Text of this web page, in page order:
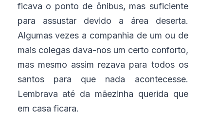
ficava o ponto de ônibus, mas suficiente
para assustar devido a área deserta.
Algumas vezes a companhia de um ou de
mais colegas dava-nos um certo conforto,
mas mesmo assim rezava para todos os
santos para que nada acontecesse.
Lembrava até da mãezinha querida que
em casa ficara.